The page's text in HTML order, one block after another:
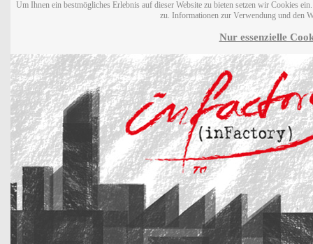
Um Ihnen ein bestmögliches Erlebnis auf dieser Website zu bieten setzen wir Cookies
zu. Informationen zur Verwendung und den
Nur essenzielle